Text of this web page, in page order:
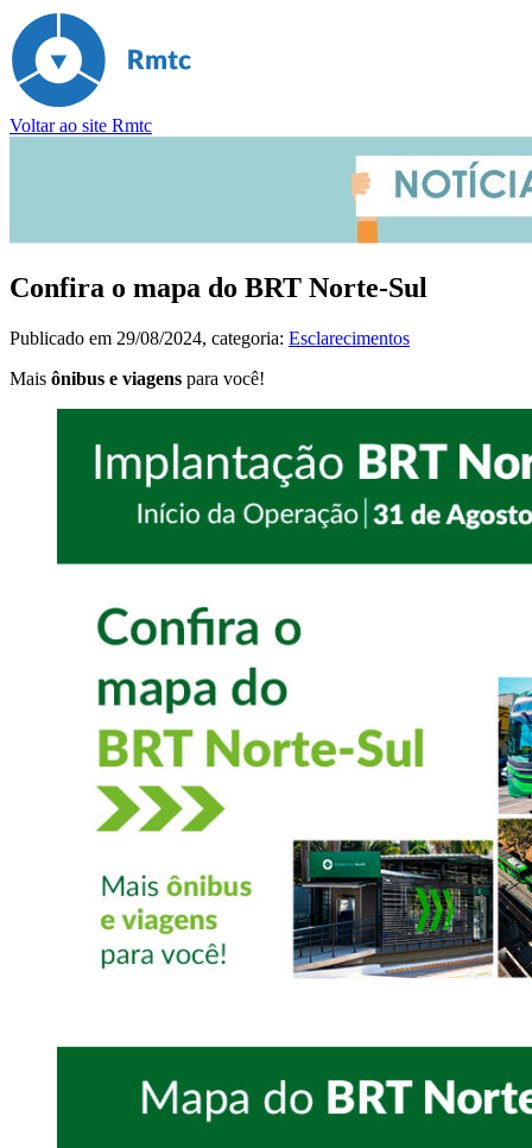
Voltar ao site Rmtc
Confira o mapa do BRT Norte-Sul
Publicado em 29/08/2024, categoria: Esclarecimentos
Mais ônibus e viagens para você!